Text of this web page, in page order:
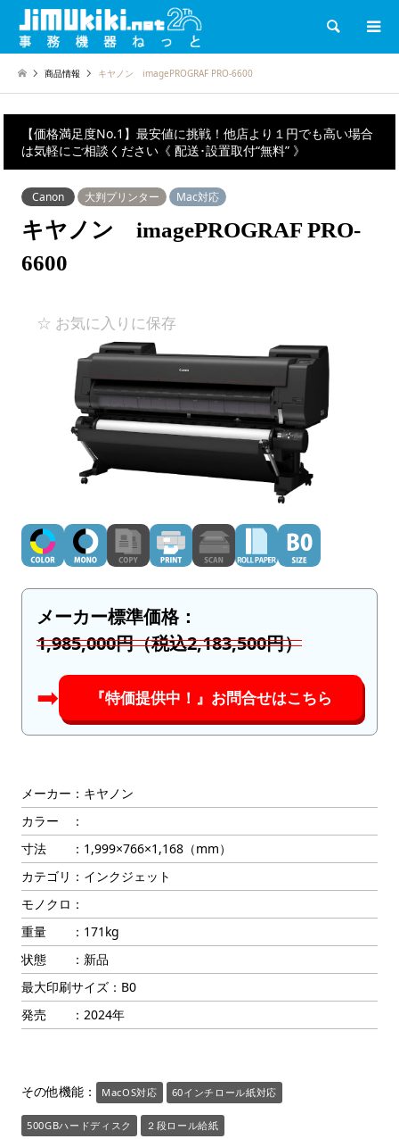
検索
商品情報 キヤノン imagePROGRAF PRO-6600
【価格満足度No.1】最安値に挑戦！他店より１円でも高い場合
は気軽にご相談ください《 配送･設置取付“無料” 》
Canon 大判プリンター Mac対応
キヤノン imagePROGRAF PRO-
6600
☆ お気に入りに保存
メーカー標準価格：
1,985,000円（税込2,183,500円）
➡︎ 『特価提供中！』お問合せはこちら
メーカー：キヤノン
カラー ：
寸法 ：1,999×766×1,168（mm）
カテゴリ：インクジェット
モノクロ：
重量 ：171kg
状態 ：新品
最大印刷サイズ：B0
発売 ：2024年
その他機能： MacOS対応 60インチロール紙対応
500GBハードディスク ２段ロール給紙